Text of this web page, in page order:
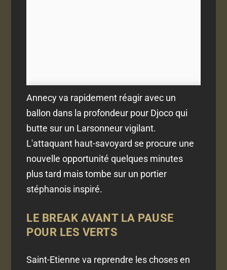
Annecy va rapidement réagir avec un
ballon dans la profondeur pour Djoco qui
butte sur un Larsonneur vigilant.
L'attaquant haut-savoyard se procure une
nouvelle opportunité quelques minutes
plus tard mais tombe sur un portier
stéphanois inspiré.
LE BREAK AVANT LA PAUSE
POUR LES VERTS
Saint-Etienne va reprendre les choses en